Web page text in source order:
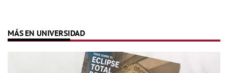
MÁS EN UNIVERSIDAD